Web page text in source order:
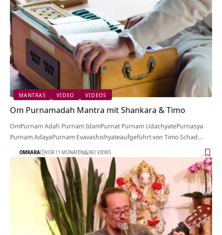
MANTRAS VIDEO VIDEOS
Om Purnamadah Mantra mit Shankara & Timo
OmPurnam Adah Purnam IdamPurnat Purnam UdachyatePurnasya
Purnam AdayaPurnam Evavashishyateaufgeführt von Timo Schad…
OMKARA VOR 11 MONATEN 961 VIEWS